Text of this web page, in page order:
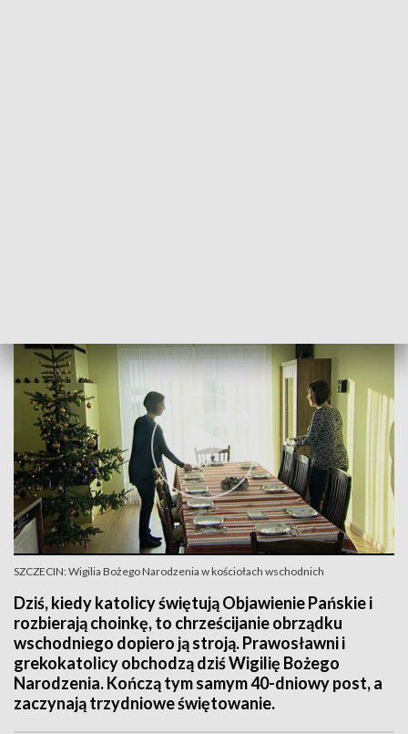
SZCZECIN: Wigilia Bożego Narodzenia w kościołach wschodnich
Dziś, kiedy katolicy świętują Objawienie Pańskie i
rozbierają choinkę, to chrześcijanie obrządku
wschodniego dopiero ją stroją. Prawosławni i
grekokatolicy obchodzą dziś Wigilię Bożego
Narodzenia. Kończą tym samym 40-dniowy post, a
zaczynają trzydniowe świętowanie.